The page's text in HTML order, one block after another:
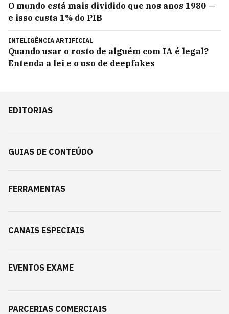
O mundo está mais dividido que nos anos 1980 —
e isso custa 1% do PIB
INTELIGÊNCIA ARTIFICIAL
Quando usar o rosto de alguém com IA é legal?
Entenda a lei e o uso de deepfakes
EDITORIAS
GUIAS DE CONTEÚDO
FERRAMENTAS
CANAIS ESPECIAIS
EVENTOS EXAME
PARCERIAS COMERCIAIS